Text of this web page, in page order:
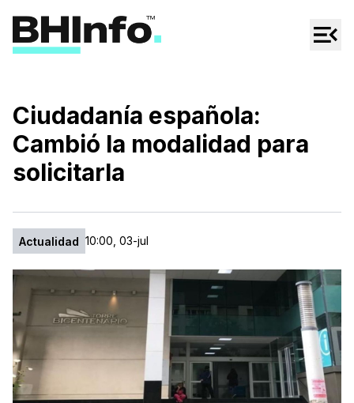
Regionales
Espectáculos
Tecno
Ciudadanía española:
Cambió la modalidad para
solicitarla
Actualidad 10:00, 03-jul